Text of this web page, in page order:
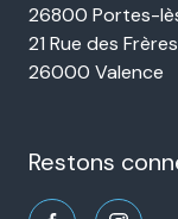
26800 Portes-
21 Rue des
26000 Valence
restons